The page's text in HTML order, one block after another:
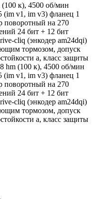
к), 4500 об/мин
(im v1, im v3) фланец 1
поворотный на 270
24 бит + 12 бит
cliq (энкодер am24dqi)
тормозом, допуск
a, класс защиты
hm (100 к), 4500 об/мин
(im v1, im v3) фланец 1
поворотный на 270
24 бит + 12 бит
cliq (энкодер am24dqi)
тормозом, допуск
a, класс защиты